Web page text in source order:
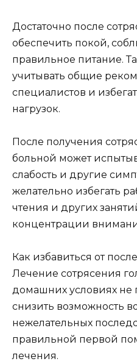
Достаточно после
обеспечить покой,
правильное питание.
учитывать общие
специалистов и
нагрузок.
После получения
больной может
слабость и другие
желательно избегать
чтения и других
концентрации
Как избавиться от
Лечение сотрясения
домашних условиях не
снизить возможность
нежелательных
правильной первой
лечения.